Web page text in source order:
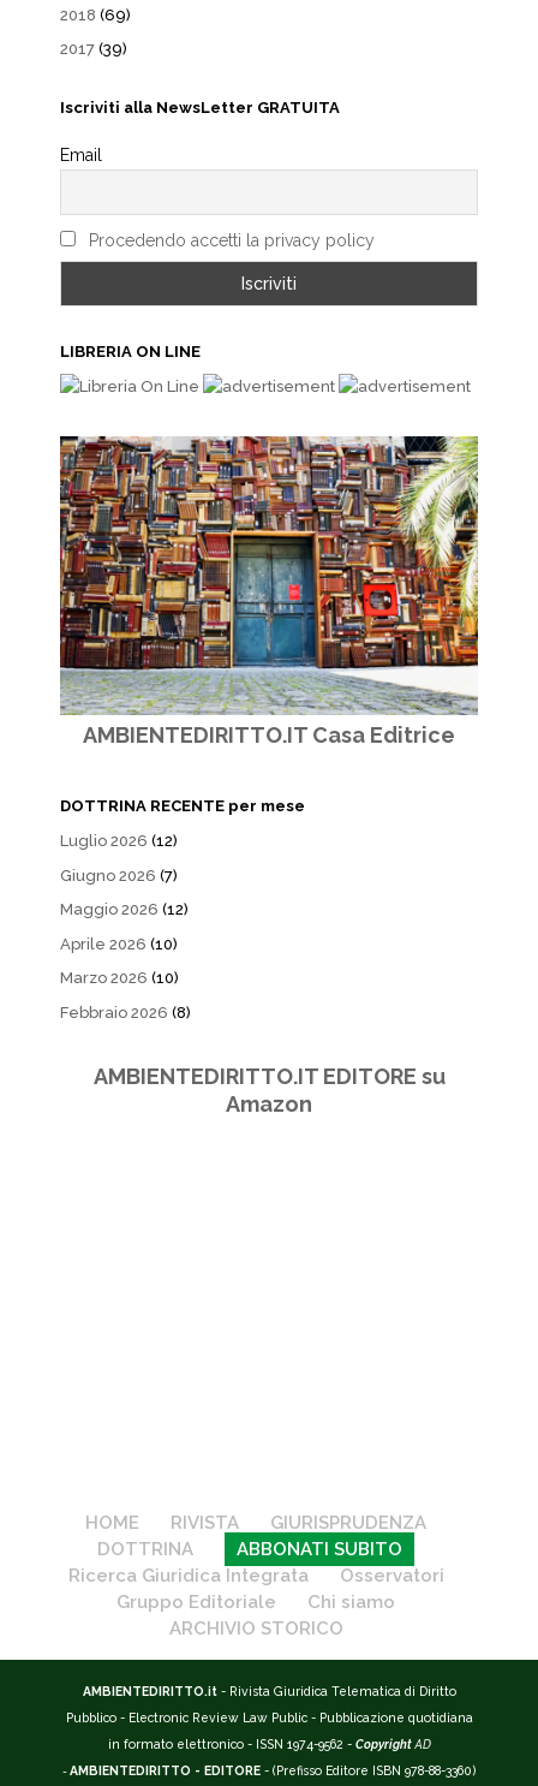
2018 (69)
2017 (39)
Iscriviti alla NewsLetter GRATUITA
Email
Procedendo accetti la privacy policy
LIBRERIA ON LINE
AMBIENTEDIRITTO.IT Casa Editrice
DOTTRINA RECENTE per mese
Luglio 2026 (12)
Giugno 2026 (7)
Maggio 2026 (12)
Aprile 2026 (10)
Marzo 2026 (10)
Febbraio 2026 (8)
AMBIENTEDIRITTO.IT EDITORE su
Amazon
HOME RIVISTA
GIURISPRUDENZA
DOTTRINA
ABBONATI SUBITO
Ricerca Giuridica Integrata
Osservatori
Gruppo Editoriale
Chi siamo
ARCHIVIO STORICO
AMBIENTEDIRITTO.it - Rivista Giuridica Telematica di Diritto
Pubblico - Electronic Review Law Public - Pubblicazione quotidiana
in formato elettronico - ISSN 1974-9562 - Copyright AD
-AMBIENTEDIRITTO - EDITORE - (Prefisso Editore ISBN 978-88-3360)